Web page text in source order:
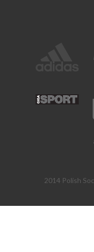
2014 Polish